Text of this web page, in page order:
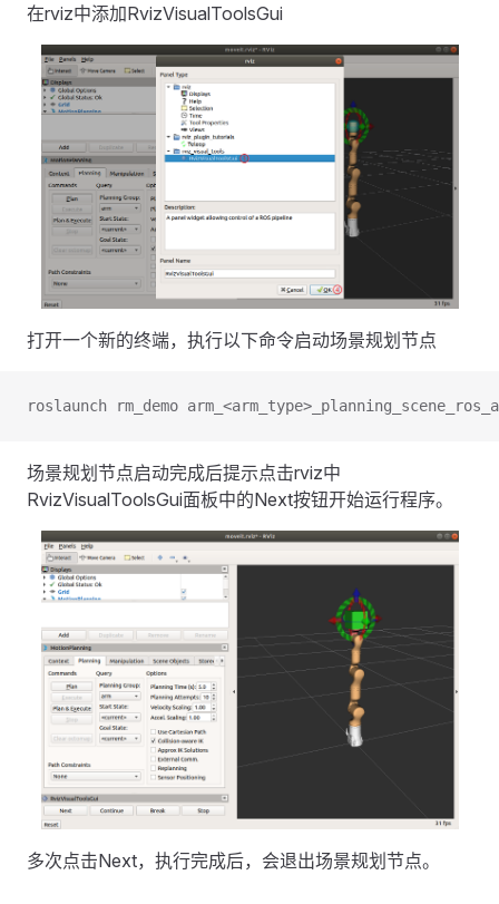
在rviz中添加RvizVisualToolsGui
打开一个新的终端，执行以下命令启动场景规划节点
roslaunch rm_demo
场景规划节点启动完成后提示点击rviz中
RvizVisualToolsGui面板中的Next按钮开始运行程序。
多次点击Next，执行完成后，会退出场景规划节点。